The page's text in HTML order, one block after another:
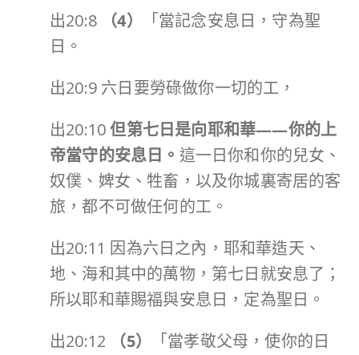
出20:8
（4）
「當記念安息日，守為聖
日。
出20:9 六日要勞碌做你一切的工，
出20:10但第七日是向耶和華——你的上
帝當守的安息日。 這一日你和你的兒女、
奴僕、婢女、牲畜，以及你城裏寄居的客
旅，都不可做任何的工。
出20:11 因為六日之內，耶和華造天、
地、海和其中的萬物，第七日就安息了；
所以耶和華賜福與安息日，定為聖日。
出20:12
（5）
「當孝敬父母，使你的日